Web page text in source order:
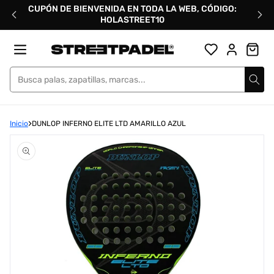
directamente
CUPÓN DE BIENVENIDA EN TODA LA WEB, CÓDIGO:
HOLASTREET10
Street Padel
Inicio DUNLOP INFERNO ELITE LTD AMARILLO AZUL
elemento
multimedia